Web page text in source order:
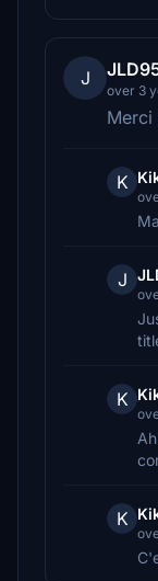
J
over 3
Merci
K
J
K
K